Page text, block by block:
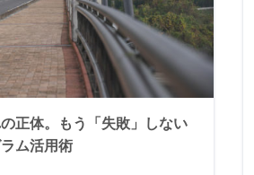
正体。もう「失敗」しない
ム活用術